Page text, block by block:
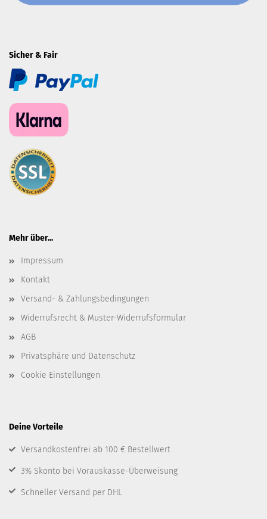
Sicher & Fair
Mehr über...
Impressum
Kontakt
Versand- & Zahlungsbedingungen
Widerrufsrecht & Muster-Widerrufsformular
AGB
Privatsphäre und Datenschutz
Cookie Einstellungen
Deine Vorteile
Versandkostenfrei ab 100 € Bestellwert
3% Skonto bei Vorauskasse-Überweisung
Schneller Versand per DHL